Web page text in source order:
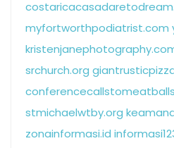
myfortworthpodiatrist.com
srchurch.org
stmichaelwtby.org
zonainformasi.id